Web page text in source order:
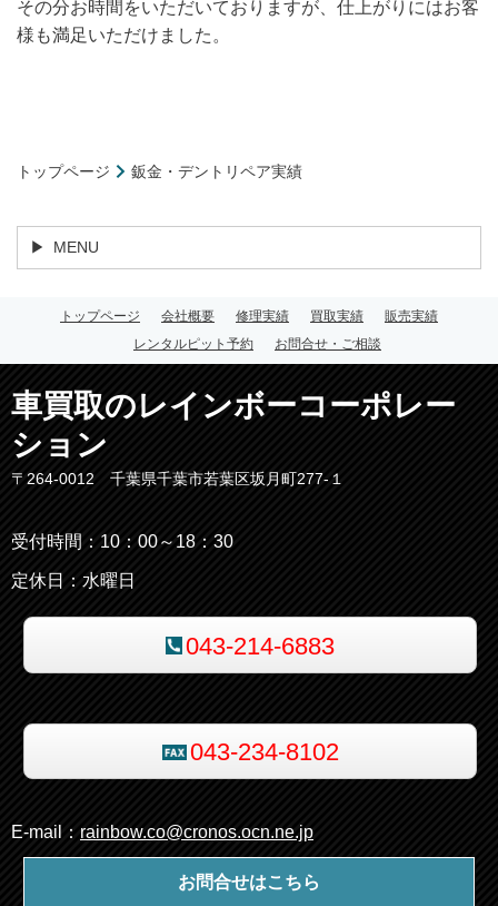
その分お時間をいただいておりますが、仕上がりにはお客
様も満足いただけました。
トップページ 鈑金・デントリペア実績
MENU
トップページ 会社概要 修理実績 買取実績
販売実績
レンタルピット予約
お問合せ・ご相談
車買取のレインボーコーポレー
ション
〒264-0012 千葉県千葉市若葉区坂月町277-１
受付時間：10：00～18：30
定休日：水曜日
043-214-6883
043-234-8102
E-mail： rainbow.co@cronos.ocn.ne.jp
お問合せはこちら